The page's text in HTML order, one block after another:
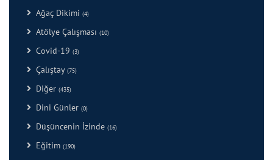
Ağaç Dikimi (4)
Atölye Çalışması (10)
Covid-19 (3)
Çalıştay (75)
Diğer (435)
Dini Günler (0)
Düşüncenin İzinde (16)
Eğitim (190)